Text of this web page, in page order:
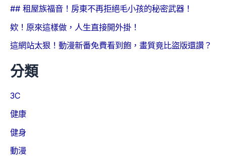
## 租屋族福音！房東不再拒絕毛小孩的秘密武器！
欸！原來這樣做，人生直接開外掛！
這網站太狠！動漫新番免費看到飽，畫質竟比盜版還讚？
分類
3C
健康
健身
動漫